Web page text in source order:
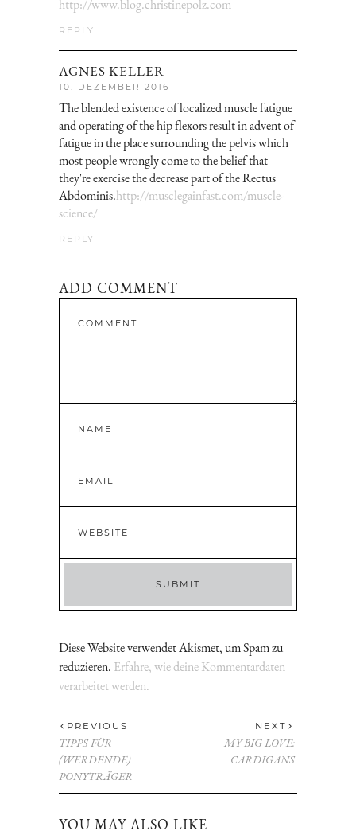
http://www.blog.christinepolz.com
REPLY
AGNES KELLER
10. DEZEMBER 2016
The blended existence of localized muscle fatigue
and operating of the hip flexors result in advent of
fatigue in the place surrounding the pelvis which
most people wrongly come to the belief that
they're exercise the decrease part of the Rectus
Abdominis.http://musclegainfast.com/muscle-
science/
REPLY
ADD COMMENT
Diese Website verwendet Akismet, um Spam zu
reduzieren. Erfahre, wie deine Kommentardaten
verarbeitet werden.
PREVIOUS
TIPPS FÜR
(WERDENDE)
PONYTRÄGER
NEXT
MY BIG LOVE:
CARDIGANS
YOU MAY ALSO LIKE